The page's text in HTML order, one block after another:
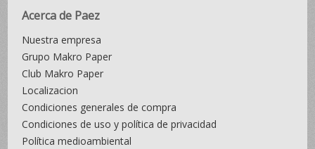
Acerca de Paez
Nuestra empresa
Grupo Makro Paper
Club Makro Paper
Localizacion
Condiciones generales de compra
Condiciones de uso y política de privacidad
Política medioambiental